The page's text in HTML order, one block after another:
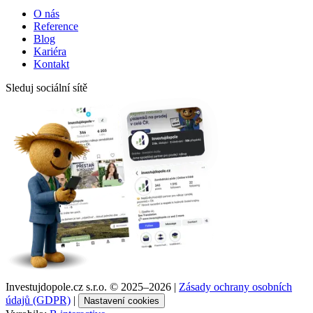
O nás
Reference
Blog
Kariéra
Kontakt
Sleduj sociální sítě
Investujdopole.cz s.r.o. © 2025–2026 | Zásady ochrany osobních
údajů (GDPR) | Nastavení cookies